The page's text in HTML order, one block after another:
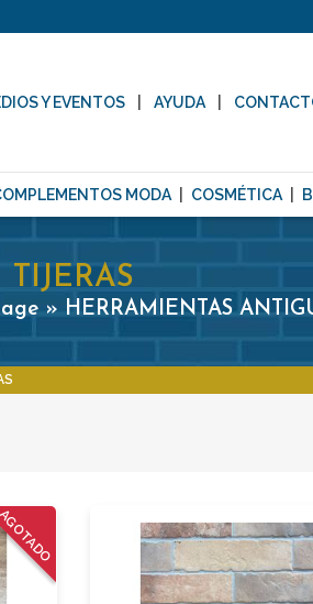
Y EVENTOS AYUDA
MODA COSMÉTICA
TIJERAS
» HERRAMIENTAS